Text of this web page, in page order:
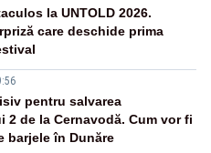
la UNTOLD 2026.
care deschide prima
pentru salvarea
2 de la Cernavodă. Cum vor fi
barjele în Dunăre